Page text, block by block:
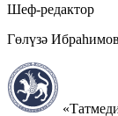
Шеф-редактор
Гөлүзә